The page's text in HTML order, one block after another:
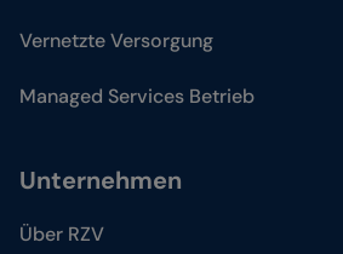
Vernetzte Versorgung
Managed Services Betrieb
Unternehmen
Über RZV